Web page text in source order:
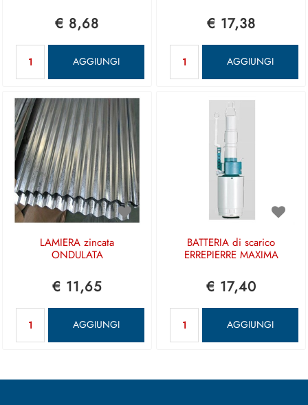
€ 8,68
AGGIUNGI
€ 17,38
AGGIUNGI
LAMIERA zincata
ONDULATA
€ 11,65
AGGIUNGI
BATTERIA di scarico
ERREPIERRE MAXIMA
€ 17,40
AGGIUNGI